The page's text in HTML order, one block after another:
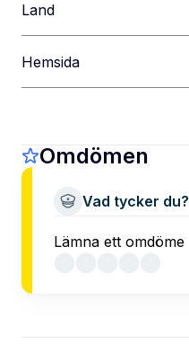
Land
Hemsida
Omdömen
Vad tycker du?
Lämna ett omdöme